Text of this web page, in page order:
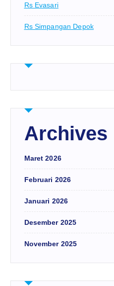
Rs Evasari
Rs Simpangan Depok
Archives
Maret 2026
Februari 2026
Januari 2026
Desember 2025
November 2025